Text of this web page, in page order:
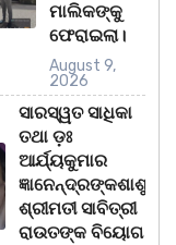
ମାଲିକଙ୍କୁ
ଫେରାଇଲା।
August 9,
2026
ସାରସ୍ୱତ ସାଧିକା
ତଥା ଡ଼ଃ
ଆର୍ଯ୍ୟକୁମାର
ଜ୍ଞାନେନ୍ଦ୍ରଙ୍କଶାଶୁ
ଶ୍ରୀମତୀ ସାବିତ୍ରୀ
ରାଉତଙ୍କ ବିୟୋଗ